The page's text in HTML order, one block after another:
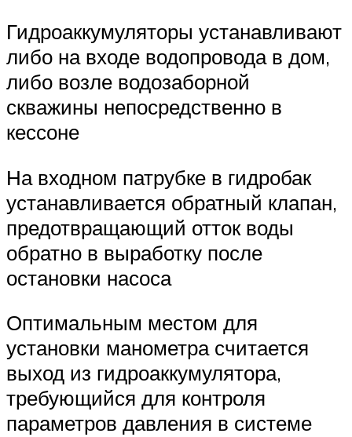
Гидроаккумуляторы устанавливают
либо на входе водопровода в дом,
либо возле водозаборной
скважины непосредственно в
кессоне
На входном патрубке в гидробак
устанавливается обратный клапан,
предотвращающий отток воды
обратно в выработку после
остановки насоса
Оптимальным местом для
установки манометра считается
выход из гидроаккумулятора,
требующийся для контроля
параметров давления в системе